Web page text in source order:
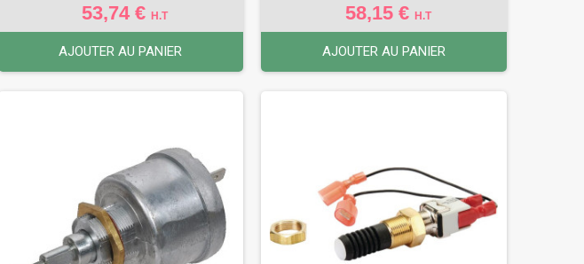
53,74 €H.T
AJOUTER AU PANIER
58,15 €H.T
AJOUTER AU PANIER